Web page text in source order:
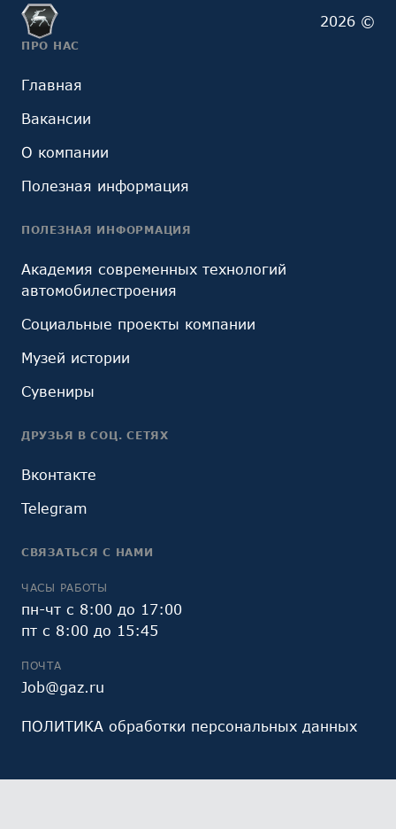
2026 ©
ПРО НАС
Главная
Вакансии
О компании
Полезная информация
ПОЛЕЗНАЯ ИНФОРМАЦИЯ
Академия современных технологий
автомобилестроения
Социальные проекты компании
Музей истории
Сувениры
ДРУЗЬЯ В СОЦ. СЕТЯХ
Вконтакте
Telegram
СВЯЗАТЬСЯ С НАМИ
ЧАСЫ РАБОТЫ
пн-чт с 8:00 до 17:00
пт с 8:00 до 15:45
ПОЧТА
Job@gaz.ru
ПОЛИТИКА обработки персональных данных